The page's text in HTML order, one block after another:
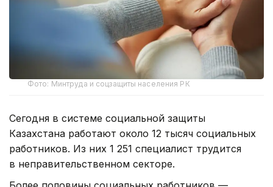
Фото: Минтруда и соцзащиты населения РК
Сегодня в системе социальной защиты
Казахстана работают около 12 тысяч социальных
работников. Из них 1 251 специалист трудится
в неправительственном секторе.